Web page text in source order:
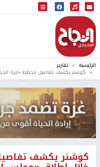
البث المباشر
إذاعة النجاح
الرئيسية تقارير
كوشنر يكشف تفاصيل مخطط «غزة
كوشنر يكشف